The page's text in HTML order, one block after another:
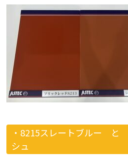
・8215スレートブルー と
シュ